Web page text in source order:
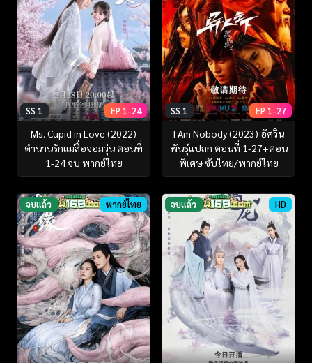
SS 1 EP 1-24
Ms. Cupid in Love (2022)
ตำนานรักแม่สื่อจอมวุ่น ตอนที่
1-24 จบ พากย์ไทย
SS 1 EP 1-27
I Am Nobody (2023) อัศวิน
พันธุ์แปลก ตอนที่ 1-27+ตอน
พิเศษ ซับไทย/พากย์ไทย
จบแล้ว พากย์ไทย จบแล้ว HD